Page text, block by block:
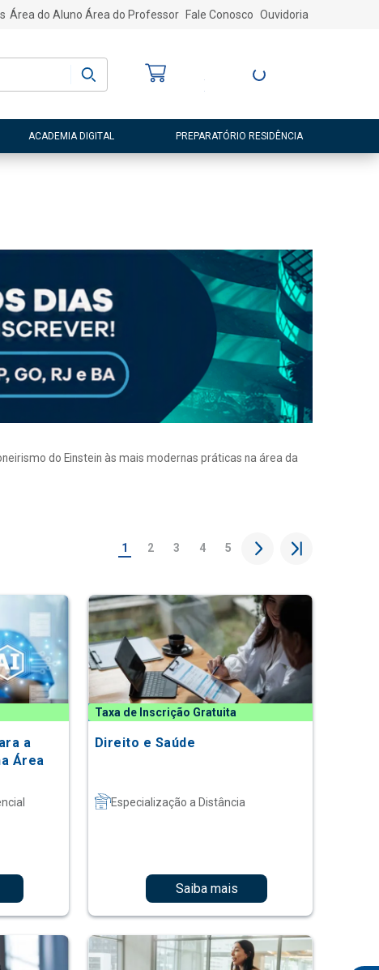
Área do Aluno Área do Professor Fale Conosco Ouvidoria
Entre ou Cadastre-
ACADEMIA DIGITAL PREPARATÓRIO RESIDÊNCIA
do Einstein às mais modernas práticas na área da
1 2 3 4 5
a
Área
Taxa de Inscrição Gratuita
Direito e Saúde
Especialização a Distância
Saiba mais